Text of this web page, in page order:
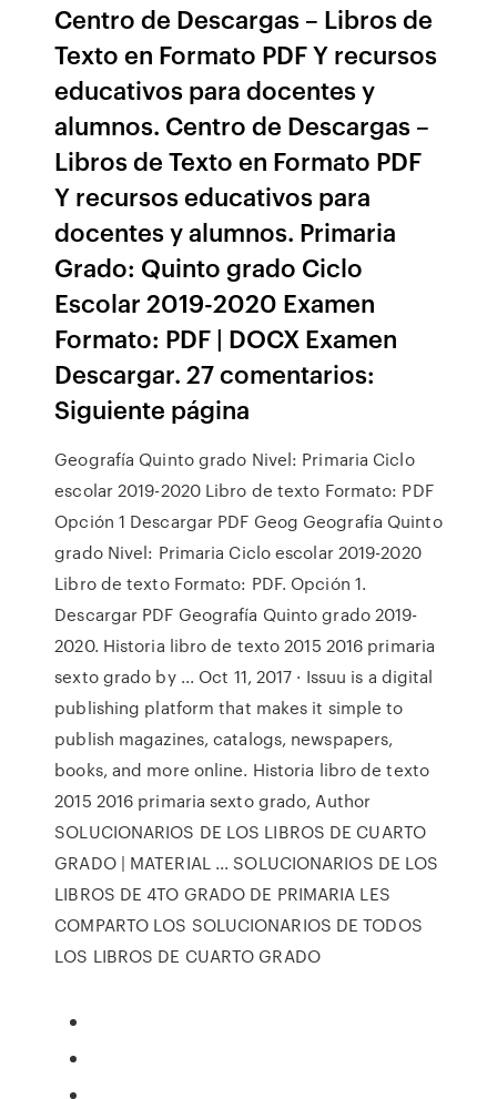
Centro de Descargas – Libros de
Texto en Formato PDF Y recursos
educativos para docentes y
alumnos. Centro de Descargas –
Libros de Texto en Formato PDF
Y recursos educativos para
docentes y alumnos. Primaria
Grado: Quinto grado Ciclo
Escolar 2019-2020 Examen
Formato: PDF | DOCX Examen
Descargar. 27 comentarios:
Siguiente página
Geografía Quinto grado Nivel: Primaria Ciclo
escolar 2019-2020 Libro de texto Formato: PDF
Opción 1 Descargar PDF Geog Geografía Quinto
grado Nivel: Primaria Ciclo escolar 2019-2020
Libro de texto Formato: PDF. Opción 1.
Descargar PDF Geografía Quinto grado 2019-
2020. Historia libro de texto 2015 2016 primaria
sexto grado by ... Oct 11, 2017 · Issuu is a digital
publishing platform that makes it simple to
publish magazines, catalogs, newspapers,
books, and more online. Historia libro de texto
2015 2016 primaria sexto grado, Author
SOLUCIONARIOS DE LOS LIBROS DE CUARTO
GRADO | MATERIAL ... SOLUCIONARIOS DE LOS
LIBROS DE 4TO GRADO DE PRIMARIA LES
COMPARTO LOS SOLUCIONARIOS DE TODOS
LOS LIBROS DE CUARTO GRADO